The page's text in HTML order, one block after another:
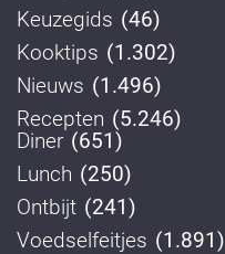
Keuzegids (46)
Kooktips (1.302)
Nieuws (1.496)
Recepten (5.246)
Diner (651)
Lunch (250)
Ontbijt (241)
Voedselfeitjes (1.891)